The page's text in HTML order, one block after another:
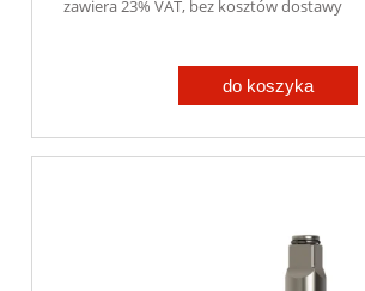
zawiera 23% VAT, bez kosztów dostawy
do koszyka